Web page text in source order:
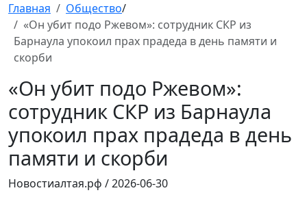
Главная Общество/
«Он убит подо Ржевом»: сотрудник СКР из
Барнаула упокоил прах прадеда в день памяти и
скорби
«Он убит подо Ржевом»:
сотрудник СКР из Барнаула
упокоил прах прадеда в день
памяти и скорби
Новостиалтая.рф /2026-06-30